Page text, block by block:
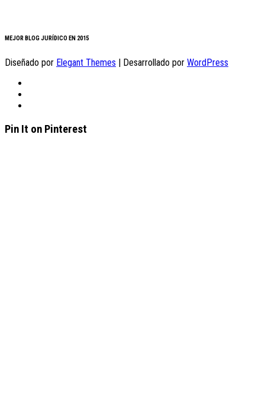
MEJOR BLOG JURÍDICO EN 2015
Diseñado por Elegant Themes | Desarrollado por WordPress
Pin It on Pinterest